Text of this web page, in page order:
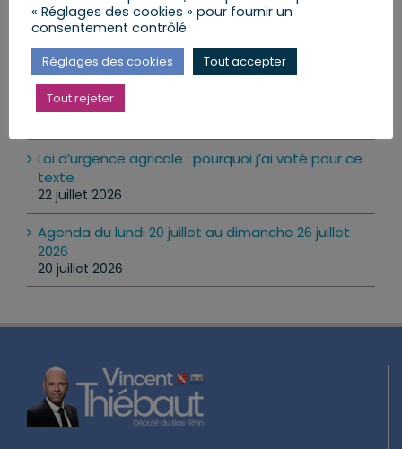
Mes dernières publications
Les réseaux sociaux interdits aux moins de 15 ans
: ce qui change vraiment
Loi d’urgence agricole : pourquoi j’ai voté pour ce
texte
22 juillet 2026
Agenda du lundi 20 juillet au dimanche 26 juillet
2026
20 juillet 2026
« Réglages des cookies » pour fournir un
consentement contrôlé.
Réglages des cookies Tout accepter
Tout rejeter